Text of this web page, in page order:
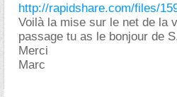
http://rapidshare.com/files/
Voilà la mise sur le net de la
passage tu as le bonjour de
Merci
Marc